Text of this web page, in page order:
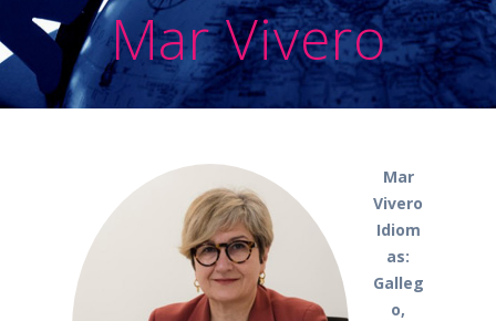
Mar Vivero
Mar
Vivero
Idiom
as:
Galleg
o,